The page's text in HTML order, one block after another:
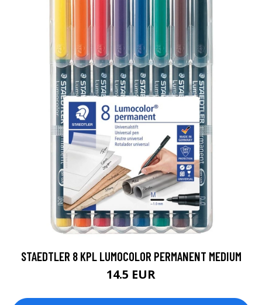
STAEDTLER 8 KPL LUMOCOLOR PERMANENT MEDIUM
14.5 EUR